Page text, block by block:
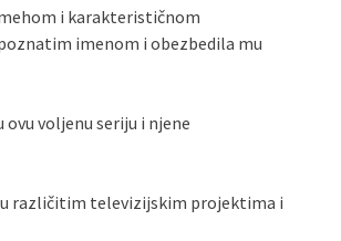
i karakterističnom
imenom i obezbedila mu
voljenu seriju i njene
u različitim televizijskim projektima i